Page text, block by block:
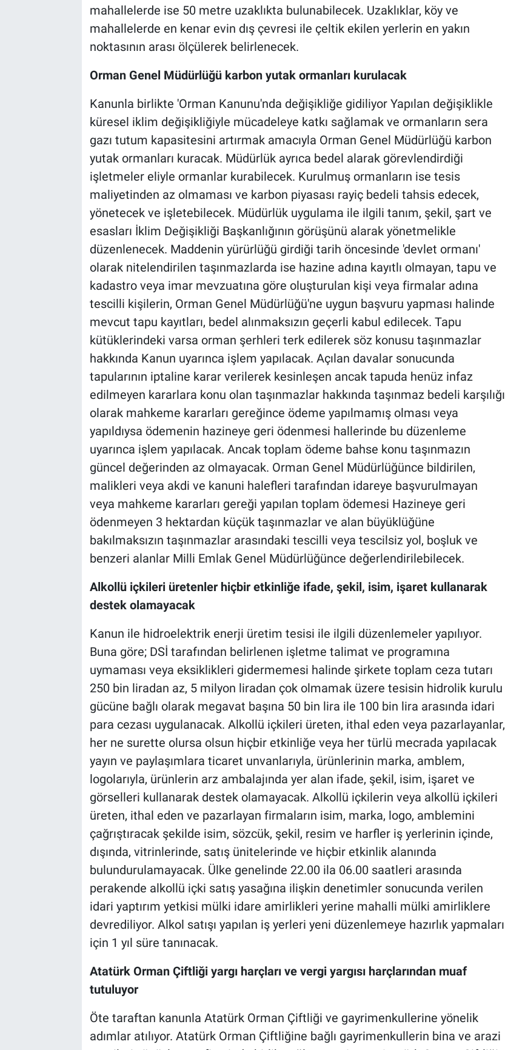
mahallelerde ise 50 metre uzaklıkta bulunabilecek. Uzaklıklar, köy ve
mahallelerde en kenar evin dış çevresi ile çeltik ekilen yerlerin en yakın
noktasının arası ölçülerek belirlenecek.
Orman Genel Müdürlüğü karbon yutak ormanları kurulacak
Kanunla birlikte 'Orman Kanunu'nda değişikliğe gidiliyor Yapılan değişiklikle
küresel iklim değişikliğiyle mücadeleye katkı sağlamak ve ormanların sera
gazı tutum kapasitesini artırmak amacıyla Orman Genel Müdürlüğü karbon
yutak ormanları kuracak. Müdürlük ayrıca bedel alarak görevlendirdiği
işletmeler eliyle ormanlar kurabilecek. Kurulmuş ormanların ise tesis
maliyetinden az olmaması ve karbon piyasası rayiç bedeli tahsis edecek,
yönetecek ve işletebilecek. Müdürlük uygulama ile ilgili tanım, şekil, şart ve
esasları İklim Değişikliği Başkanlığının görüşünü alarak yönetmelikle
düzenlenecek. Maddenin yürürlüğü girdiği tarih öncesinde 'devlet ormanı'
olarak nitelendirilen taşınmazlarda ise hazine adına kayıtlı olmayan, tapu ve
kadastro veya imar mevzuatına göre oluşturulan kişi veya firmalar adına
tescilli kişilerin, Orman Genel Müdürlüğü'ne uygun başvuru yapması halinde
mevcut tapu kayıtları, bedel alınmaksızın geçerli kabul edilecek. Tapu
kütüklerindeki varsa orman şerhleri terk edilerek söz konusu taşınmazlar
hakkında Kanun uyarınca işlem yapılacak. Açılan davalar sonucunda
tapularının iptaline karar verilerek kesinleşen ancak tapuda henüz infaz
edilmeyen kararlara konu olan taşınmazlar hakkında taşınmaz bedeli karşılığı
olarak mahkeme kararları gereğince ödeme yapılmamış olması veya
yapıldıysa ödemenin hazineye geri ödenmesi hallerinde bu düzenleme
uyarınca işlem yapılacak. Ancak toplam ödeme bahse konu taşınmazın
güncel değerinden az olmayacak. Orman Genel Müdürlüğünce bildirilen,
malikleri veya akdi ve kanuni halefleri tarafından idareye başvurulmayan
veya mahkeme kararları gereği yapılan toplam ödemesi Hazineye geri
ödenmeyen 3 hektardan küçük taşınmazlar ve alan büyüklüğüne
bakılmaksızın taşınmazlar arasındaki tescilli veya tescilsiz yol, boşluk ve
benzeri alanlar Milli Emlak Genel Müdürlüğünce değerlendirilebilecek.
Alkollü içkileri üretenler hiçbir etkinliğe ifade, şekil, isim, işaret kullanarak
destek olamayacak
Kanun ile hidroelektrik enerji üretim tesisi ile ilgili düzenlemeler yapılıyor.
Buna göre; DSİ tarafından belirlenen işletme talimat ve programına
uymaması veya eksiklikleri gidermemesi halinde şirkete toplam ceza tutarı
250 bin liradan az, 5 milyon liradan çok olmamak üzere tesisin hidrolik kurulu
gücüne bağlı olarak megavat başına 50 bin lira ile 100 bin lira arasında idari
para cezası uygulanacak. Alkollü içkileri üreten, ithal eden veya pazarlayanlar,
her ne surette olursa olsun hiçbir etkinliğe veya her türlü mecrada yapılacak
yayın ve paylaşımlara ticaret unvanlarıyla, ürünlerinin marka, amblem,
logolarıyla, ürünlerin arz ambalajında yer alan ifade, şekil, isim, işaret ve
görselleri kullanarak destek olamayacak. Alkollü içkilerin veya alkollü içkileri
üreten, ithal eden ve pazarlayan firmaların isim, marka, logo, amblemini
çağrıştıracak şekilde isim, sözcük, şekil, resim ve harfler iş yerlerinin içinde,
dışında, vitrinlerinde, satış ünitelerinde ve hiçbir etkinlik alanında
bulundurulamayacak. Ülke genelinde 22.00 ila 06.00 saatleri arasında
perakende alkollü içki satış yasağına ilişkin denetimler sonucunda verilen
idari yaptırım yetkisi mülki idare amirlikleri yerine mahalli mülki amirliklere
devrediliyor. Alkol satışı yapılan iş yerleri yeni düzenlemeye hazırlık yapmaları
için 1 yıl süre tanınacak.
Atatürk Orman Çiftliği yargı harçları ve vergi yargısı harçlarından muaf
tutuluyor
Öte taraftan kanunla Atatürk Orman Çiftliği ve gayrimenkullerine yönelik
adımlar atılıyor. Atatürk Orman Çiftliğine bağlı gayrimenkullerin bina ve arazi